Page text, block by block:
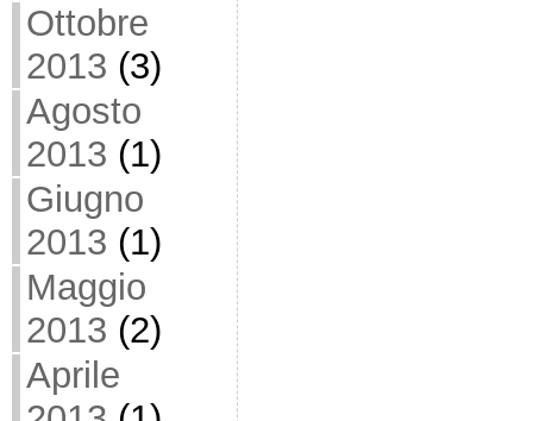
Ottobre
2013 (3)
Agosto
2013 (1)
Giugno
2013 (1)
Maggio
2013 (2)
Aprile